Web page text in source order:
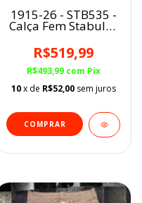
1915-26 - STB535 -
Calça Fem Stabulos
BootCut Frente
Termocolante
R$519,99
R$493,99 com Pix
10 x de R$52,00 sem juros
COMPRAR